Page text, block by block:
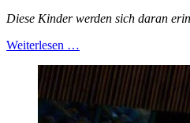
Diese Kinder werden sich daran
Weiterlesen …